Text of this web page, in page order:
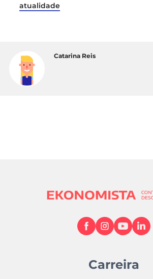
atualidade
Catarina Reis
Carreira